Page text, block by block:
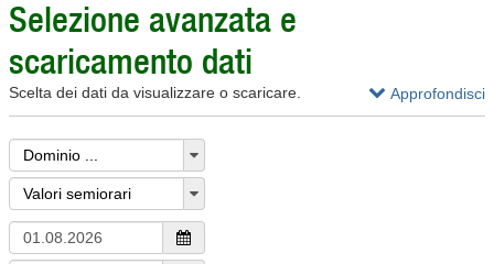
Selezione avanzata e
scaricamento dati
Scelta dei dati da visualizzare o scaricare. Approfondisci